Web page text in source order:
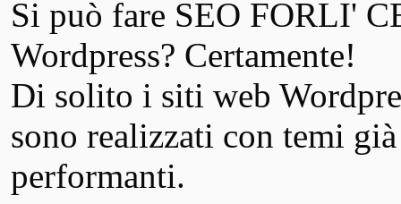
Si può fare SEO FORLI'
Wordpress? Certamente!
Di solito i siti web
sono realizzati con temi
performanti.